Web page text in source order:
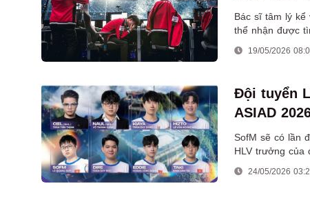
Bác sĩ tâm lý kể
thể nhận được
19/05/2026
Đội tuyển
ASIAD
SofM sẽ có lần
HLV trưởng của
24/05/2026